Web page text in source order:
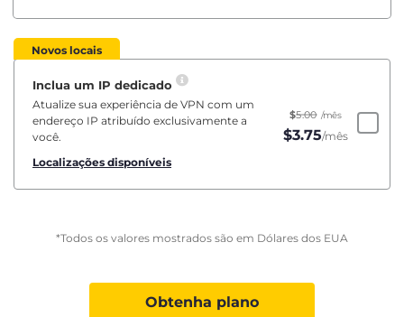
Novos locais
Inclua um IP dedicado
Atualize sua experiência de VPN com um
endereço IP atribuído exclusivamente a
você.
Localizações disponíveis
$5.00 /mês
$3.75/mês
*Todos os valores mostrados são em Dólares dos EUA
Obtenha plano